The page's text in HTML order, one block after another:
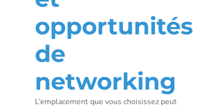
opportunités
de
networking
L’emplacement que vous choisissez peut